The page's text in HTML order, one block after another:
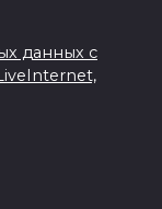
данных с